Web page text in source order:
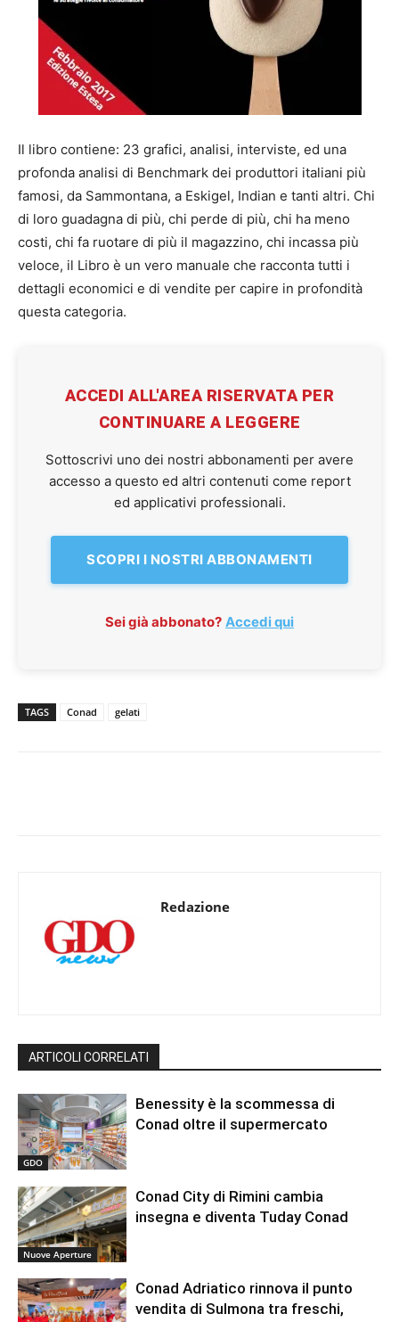
Il libro contiene: 23 grafici, analisi, interviste, ed una
profonda analisi di Benchmark dei produttori italiani più
famosi, da Sammontana, a Eskigel, Indian e tanti altri. Chi
di loro guadagna di più, chi perde di più, chi ha meno
costi, chi fa ruotare di più il magazzino, chi incassa più
veloce, il Libro è un vero manuale che racconta tutti i
dettagli economici e di vendite per capire in profondità
questa categoria.
ACCEDI ALL'AREA RISERVATA PER
CONTINUARE A LEGGERE
Sottoscrivi uno dei nostri abbonamenti per avere
accesso a questo ed altri contenuti come report
ed applicativi professionali.
SCOPRI I NOSTRI ABBONAMENTI
Sei già abbonato? Accedi qui
TAGS Conad gelati
Redazione
ARTICOLI CORRELATI
GDO
Benessity è la scommessa di
Conad oltre il supermercato
Nuove Aperture
Conad City di Rimini cambia
insegna e diventa Tuday Conad
Conad Adriatico rinnova il punto
vendita di Sulmona tra freschi,